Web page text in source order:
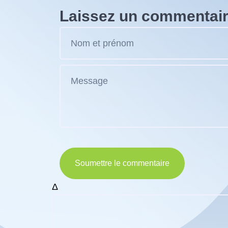
Laissez un
Soumettre le commentaire
Δ